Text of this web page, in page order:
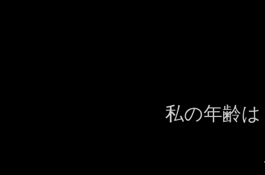
私の年齢